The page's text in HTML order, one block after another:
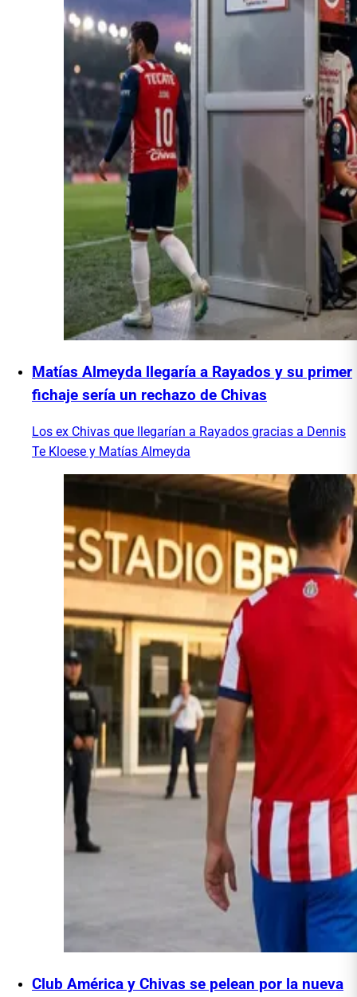
Matías Almeyda llegaría a Rayados y su primer
fichaje sería un rechazo de Chivas
Los ex Chivas que llegarían a Rayados gracias a Dennis
Te Kloese y Matías Almeyda
Club América y Chivas se pelean por la nueva